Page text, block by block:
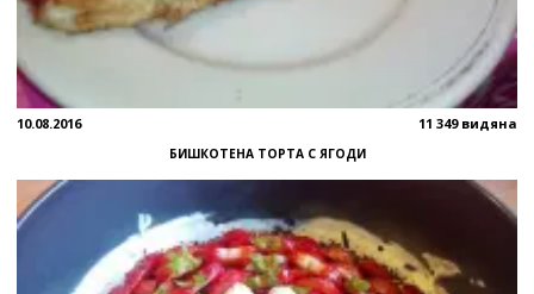
10.08.2016 11 349 видяна
БИШКОТЕНА ТОРТА С ЯГОДИ